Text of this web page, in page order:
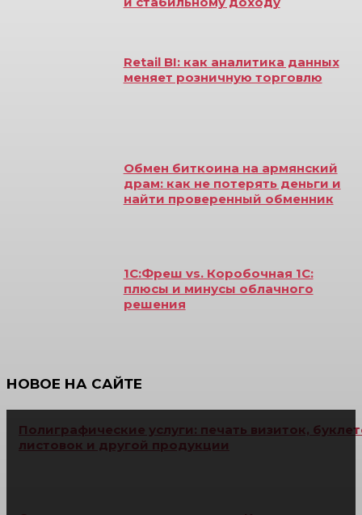
Retail BI: как аналитика данных
меняет розничную торговлю
Обмен биткоина на армянский
драм: как не потерять деньги и
найти проверенный обменник
1С:Фреш vs. Коробочная 1С:
плюсы и минусы облачного
решения
НОВОЕ НА САЙТЕ
Полиграфические услуги: печать визиток,
листовок и другой продукции